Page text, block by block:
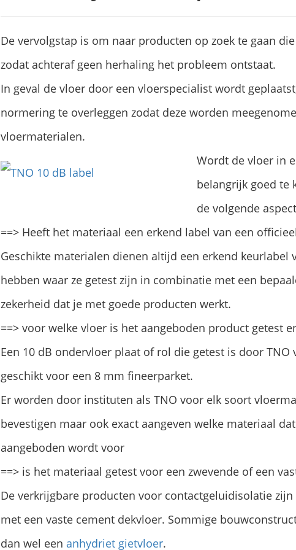
De vervolgstap is om naar producten op zoek te gaan
zodat achteraf geen herhaling het probleem ontstaat.
In geval de vloer door een vloerspecialist wordt
normering te overleggen zodat deze worden
vloermaterialen.
Wordt de vloer in
belangrijk goed te
de volgende
==> Heeft het materiaal een erkend label van een
Geschikte materialen dienen altijd een erkend
hebben waar ze getest zijn in combinatie met een
zekerheid dat je met goede producten werkt.
==> voor welke vloer is het aangeboden product getest
Een 10 dB ondervloer plaat of rol die getest is door
geschikt voor een 8 mm fineerparket.
Er worden door instituten als TNO voor elk soort
bevestigen maar ook exact aangeven welke materiaal
aangeboden wordt voor
==> is het materiaal getest voor een zwevende of een
De verkrijgbare producten voor contactgeluidisolatie
met een vaste cement dekvloer. Sommige
dan wel een anhydriet gietvloer.